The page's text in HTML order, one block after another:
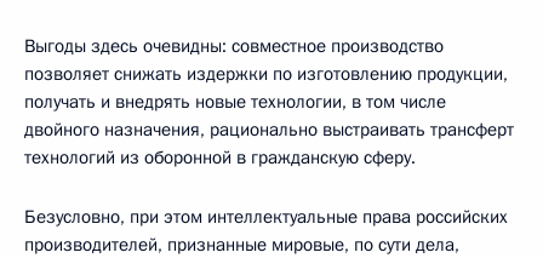
Выгоды здесь очевидны: совместное производство
позволяет снижать издержки по изготовлению продукции,
получать и внедрять новые технологии, в том числе
двойного назначения, рационально выстраивать трансферт
технологий из оборонной в гражданскую сферу.
Безусловно, при этом интеллектуальные права российских
производителей, признанные мировые, по сути дела,